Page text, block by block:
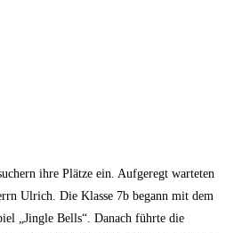
ihre Plätze ein. Aufgeregt warteten
Ulrich. Die Klasse 7b begann mit dem
„Jingle Bells“. Danach führte die